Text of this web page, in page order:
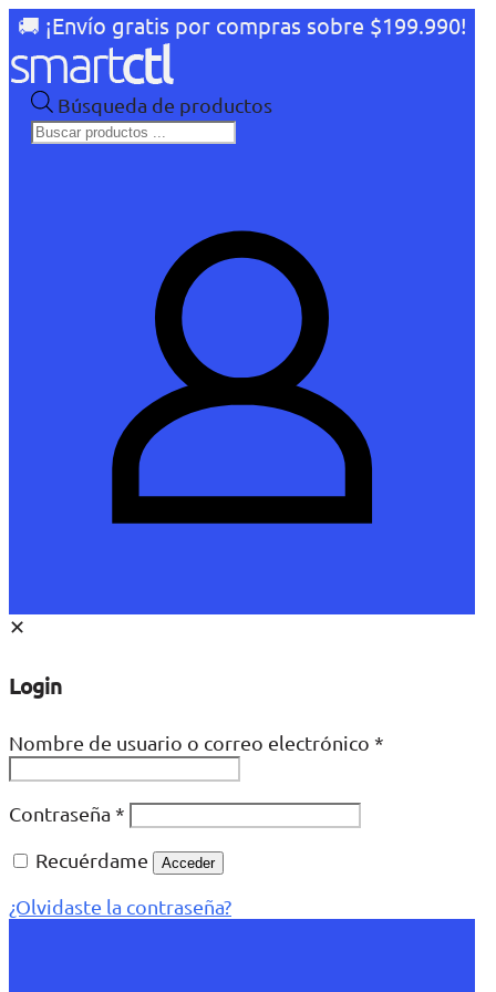
🚚 ¡Envío gratis por compras sobre $199.990!
Búsqueda de productos
✕
Login
Nombre de usuario o correo electrónico *
Contraseña *
Recuérdame
Acceder
¿Olvidaste la contraseña?